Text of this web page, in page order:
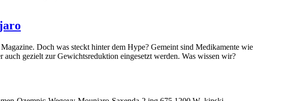
Doch was steckt hinter dem Hype? Gemeint sind Medikamente wie
gezielt zur Gewichtsreduktion eingesetzt werden. Was wissen wir?